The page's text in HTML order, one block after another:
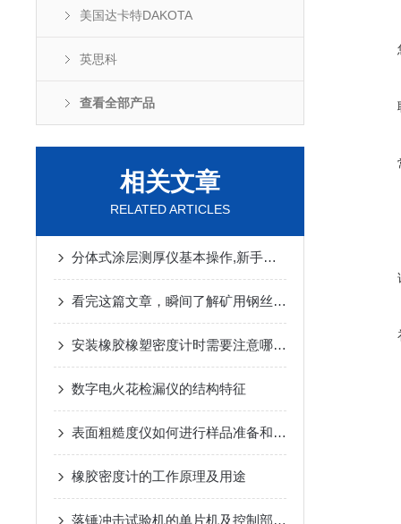
美国达卡特DAKOTA
英思科
查看全部产品
相关文章
RELATED ARTICLES
分体式涂层测厚仪基本操作,新手不得不看
看完这篇文章，瞬间了解矿用钢丝绳探伤仪了
安装橡胶橡塑密度计时需要注意哪些要点？
数字电火花检漏仪的结构特征
表面粗糙度仪如何进行样品准备和测量操作？
橡胶密度计的工作原理及用途
落锤冲击试验机的单片机及控制部分您都了解吗？